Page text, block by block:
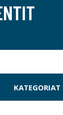
KATEGORIAT